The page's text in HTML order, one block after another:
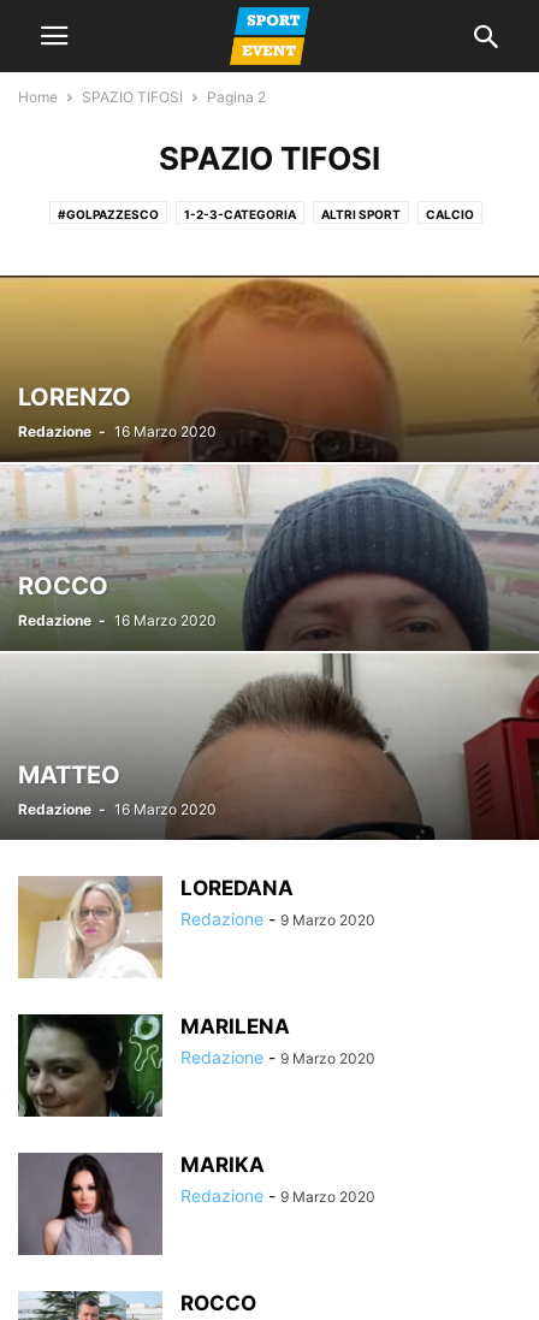
Home SPAZIO TIFOSI Pagina 2
SPAZIO TIFOSI
#GOLPAZZESCO 1-2-3-CATEGORIA ALTRI SPORT CALCIO
LA VOCE DEL MERCOLEDI NEWS PROMOZIONE SERIE A SERIE C
SERIE D SPAZIO TIFOSI
LORENZO
Redazione - 16 Marzo 2020
ROCCO
Redazione - 16 Marzo 2020
MATTEO
Redazione - 16 Marzo 2020
LOREDANA
Redazione - 9 Marzo 2020
MARILENA
Redazione - 9 Marzo 2020
MARIKA
Redazione - 9 Marzo 2020
ROCCO